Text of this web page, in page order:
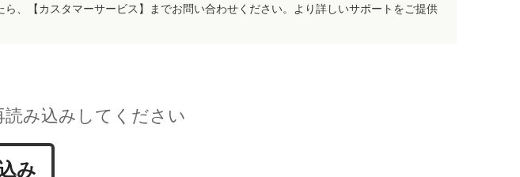
、【カスタマーサービス】までお問い合わせください。より詳しいサポートをご提供
み込みしてください
み